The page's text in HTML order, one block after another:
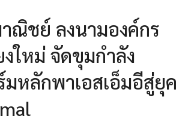
ณิชย์ ลงนามองค์กร
งใหม่ จัดขุมกำลัง
หลักพาเอสเอ็มอีสู่ยุค